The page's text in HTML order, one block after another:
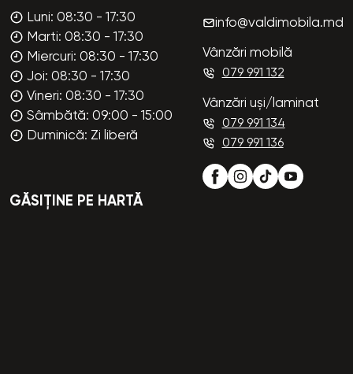
Luni: 08:30 - 17:30
Marti: 08:30 - 17:30
Miercuri: 08:30 - 17:30
Joi: 08:30 - 17:30
Vineri: 08:30 - 17:30
Sâmbătă: 09:00 - 15:00
Duminică: Zi liberă
info@valdimobila.md
Vânzări mobilă
079 991 132
Vânzări uși/laminat
079 991 134
079 991 136
GĂSIȚINE PE HARTĂ